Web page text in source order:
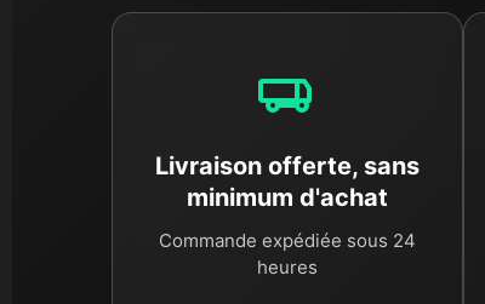
Livraison offerte, sans
minimum d'achat
Commande expédiée sous 24
heures